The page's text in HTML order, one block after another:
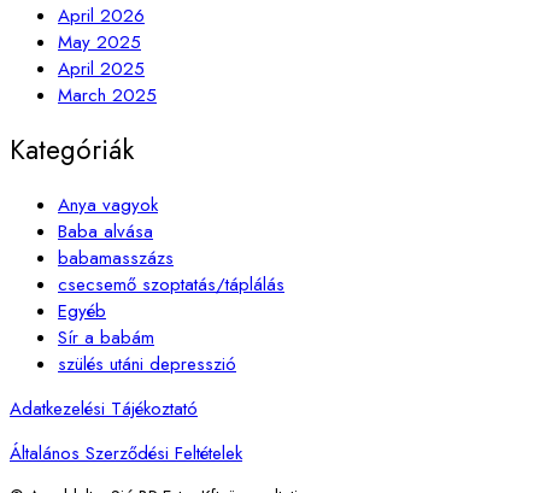
April 2026
May 2025
April 2025
March 2025
Kategóriák
Anya vagyok
Baba alvása
babamasszázs
csecsemő szoptatás/táplálás
Egyéb
Sír a babám
szülés utáni depresszió
Adatkezelési Tájékoztató
Általános Szerződési Feltételek